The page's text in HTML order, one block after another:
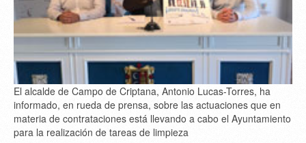
El alcalde de Campo de Criptana, Antonio Lucas-Torres, ha
informado, en rueda de prensa, sobre las actuaciones que en
materia de contrataciones está llevando a cabo el Ayuntamiento
para la realización de tareas de limpieza